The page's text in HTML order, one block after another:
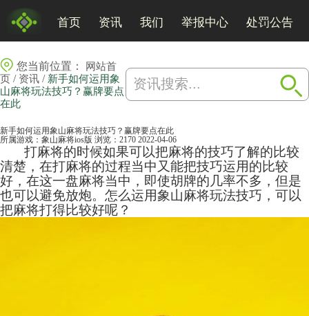
首页 资讯 我们 举报中心 处罚公告
您当前位置：
网站首
页 / 资讯 / 新手如何运用象
山麻将玩法技巧？赢牌要点
在此
新手如何运用象山麻将玩法技巧？赢牌要点在此
所属游戏： 象山麻将ios版 浏览：2170 2022-04-06
打麻将的时候如果可以把麻将的技巧了解的比较
清楚，在打麻将的过程当中又能把技巧运用的比较
好，在这一盘麻将当中，即使胡牌的几率不多，但是
也可以避免放炮。怎么运用象山麻将玩法技巧，可以
把麻将打得比较好呢？